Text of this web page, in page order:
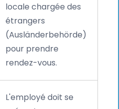
locale chargée des
étrangers
(Ausländerbehörde)
pour prendre
rendez-vous.
L'employé doit se